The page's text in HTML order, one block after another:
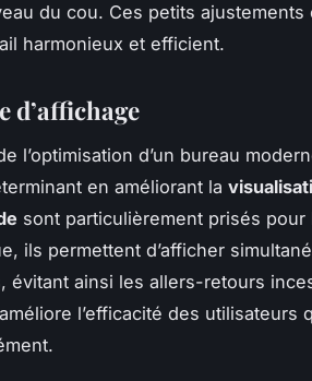
du cou. Ces petits
harmonieux et efficient.
d’affichage
l’optimisation d’un bureau
en améliorant la
sont particulièrement prisés pour
ils permettent d’afficher
évitant ainsi les allers-retours
l’efficacité des utilisateurs